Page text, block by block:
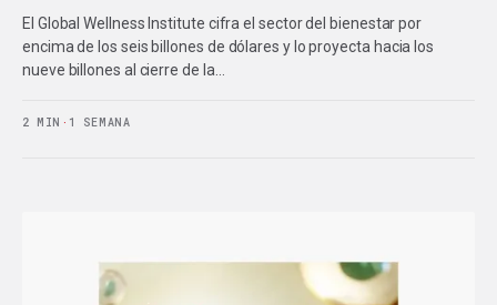
El Global Wellness Institute cifra el sector del bienestar por
encima de los seis billones de dólares y lo proyecta hacia los
nueve billones al cierre de la…
2 MIN · 1 SEMANA